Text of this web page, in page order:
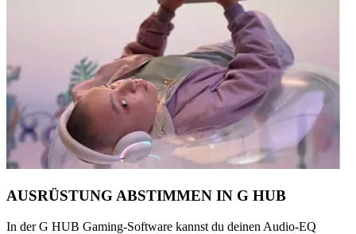
AUSRÜSTUNG ABSTIMMEN IN G HUB
In der G HUB Gaming-Software kannst du deinen Audio-EQ